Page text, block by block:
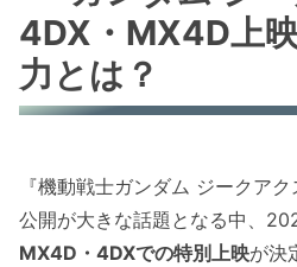
4DX・MX4D上
力とは？
『機動戦士ガンダム ジークア
公開が大きな話題となる中、
MX4D・4DXでの特別上映が決